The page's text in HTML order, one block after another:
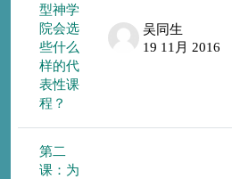
型神学
院会选
些什么
样的代
表性课
程？
吴同生
19 11月 2016
第二
课：为